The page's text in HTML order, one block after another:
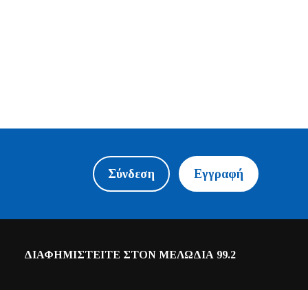
Σύνδεση Εγγραφή
ΔΙΑΦΗΜΙΣΤΕΙΤΕ ΣΤΟΝ ΜΕΛΩΔΙΑ 99.2